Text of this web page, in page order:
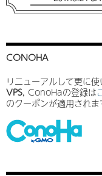
CONOHA
リニューアルして更に
VPS, ConoHaの登録は
のクーポンが適用されま